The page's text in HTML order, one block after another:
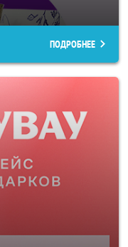
ПОДРОБНЕЕ